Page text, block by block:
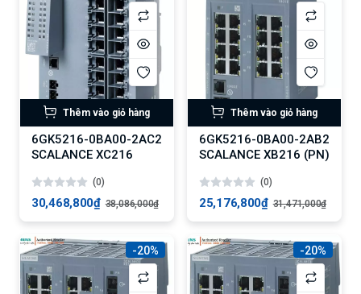
Thêm vào giỏ hàng
6GK5216-0BA00-2AC2
SCALANCE XC216
(0)
30,468,800₫ 38,086,000₫
Thêm vào giỏ hàng
6GK5216-0BA00-2AB2
SCALANCE XB216 (PN)
(0)
25,176,800₫ 31,471,000₫
-20% -20%